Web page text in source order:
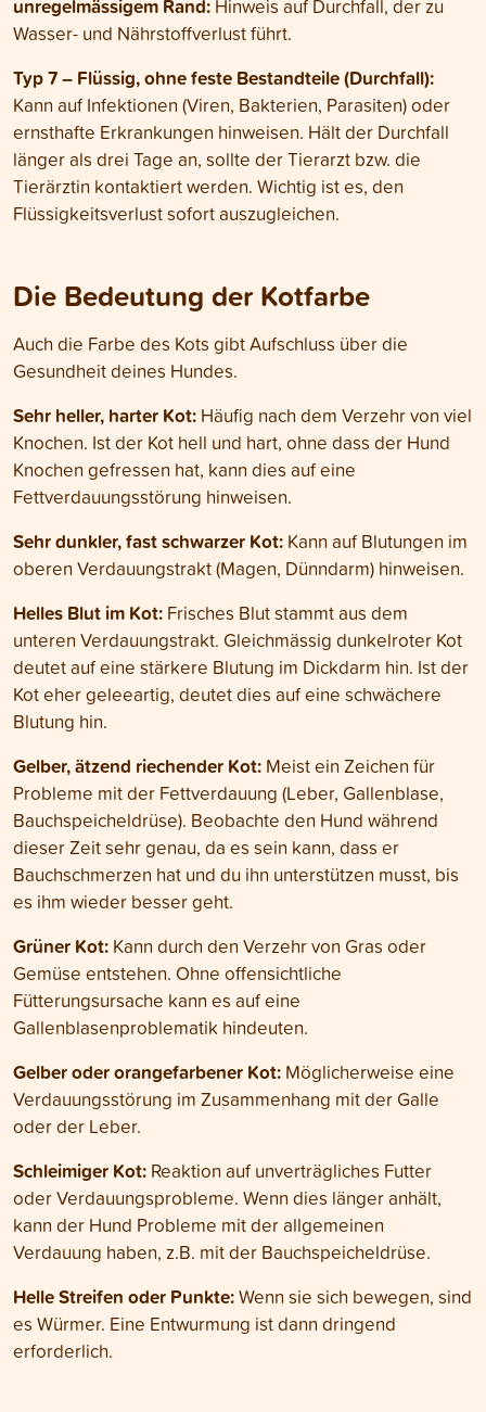
unregelmässigem Rand: Hinweis auf Durchfall, der zu
Wasser- und Nährstoffverlust führt.
Typ 7 – Flüssig, ohne feste Bestandteile (Durchfall):
Kann auf Infektionen (Viren, Bakterien, Parasiten) oder
ernsthafte Erkrankungen hinweisen. Hält der Durchfall
länger als drei Tage an, sollte der Tierarzt bzw. die
Tierärztin kontaktiert werden. Wichtig ist es, den
Flüssigkeitsverlust sofort auszugleichen.
Die Bedeutung der Kotfarbe
Auch die Farbe des Kots gibt Aufschluss über die
Gesundheit deines Hundes.
Sehr heller, harter Kot: Häufig nach dem Verzehr von viel
Knochen. Ist der Kot hell und hart, ohne dass der Hund
Knochen gefressen hat, kann dies auf eine
Fettverdauungsstörung hinweisen.
Sehr dunkler, fast schwarzer Kot: Kann auf Blutungen im
oberen Verdauungstrakt (Magen, Dünndarm) hinweisen.
Helles Blut im Kot: Frisches Blut stammt aus dem
unteren Verdauungstrakt. Gleichmässig dunkelroter Kot
deutet auf eine stärkere Blutung im Dickdarm hin. Ist der
Kot eher geleeartig, deutet dies auf eine schwächere
Blutung hin.
Gelber, ätzend riechender Kot: Meist ein Zeichen für
Probleme mit der Fettverdauung (Leber, Gallenblase,
Bauchspeicheldrüse). Beobachte den Hund während
dieser Zeit sehr genau, da es sein kann, dass er
Bauchschmerzen hat und du ihn unterstützen musst, bis
es ihm wieder besser geht.
Grüner Kot: Kann durch den Verzehr von Gras oder
Gemüse entstehen. Ohne offensichtliche
Fütterungsursache kann es auf eine
Gallenblasenproblematik hindeuten.
Gelber oder orangefarbener Kot: Möglicherweise eine
Verdauungsstörung im Zusammenhang mit der Galle
oder der Leber.
Schleimiger Kot: Reaktion auf unverträgliches Futter
oder Verdauungsprobleme. Wenn dies länger anhält,
kann der Hund Probleme mit der allgemeinen
Verdauung haben, z.B. mit der Bauchspeicheldrüse.
Helle Streifen oder Punkte:Wenn sie sich bewegen, sind
es Würmer. Eine Entwurmung ist dann dringend
erforderlich.